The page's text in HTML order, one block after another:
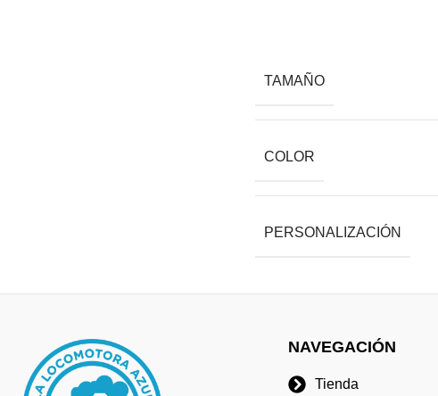
TAMAÑO
COLOR
PERSONALIZACIÓN
NAVEGACIÓN
Tienda